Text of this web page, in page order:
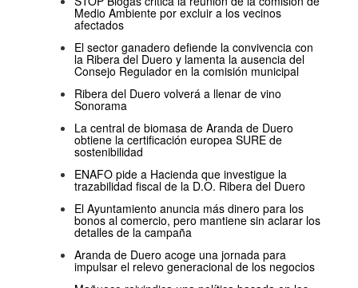
Medio Ambiente por excluir a los vecinos
afectados
El sector ganadero defiende la convivencia con
la Ribera del Duero y lamenta la ausencia del
Consejo Regulador en la comisión municipal
Ribera del Duero volverá a llenar de vino
Sonorama
La central de biomasa de Aranda de Duero
obtiene la certificación europea SURE de
sostenibilidad
ENAFO pide a Hacienda que investigue la
trazabilidad fiscal de la D.O. Ribera del Duero
El Ayuntamiento anuncia más dinero para los
bonos al comercio, pero mantiene sin aclarar los
detalles de la campaña
Aranda de Duero acoge una jornada para
impulsar el relevo generacional de los negocios